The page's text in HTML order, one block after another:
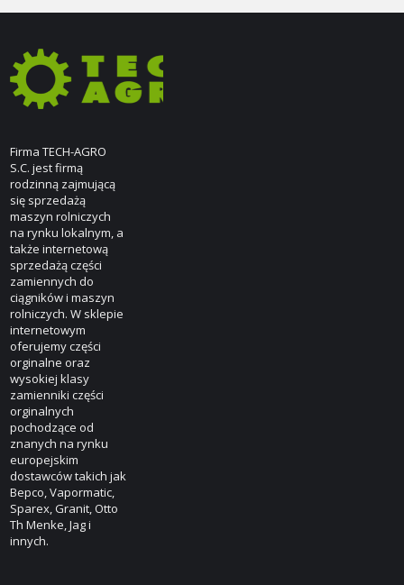
Firma TECH-AGRO
S.C. jest firmą
rodzinną zajmującą
się sprzedażą
maszyn rolniczych
na rynku lokalnym, a
także internetową
sprzedażą części
zamiennych do
ciągników i maszyn
rolniczych. W sklepie
internetowym
oferujemy części
orginalne oraz
wysokiej klasy
zamienniki części
orginalnych
pochodzące od
znanych na rynku
europejskim
dostawców takich jak
Bepco, Vapormatic,
Sparex, Granit, Otto
Th Menke, Jag i
innych.